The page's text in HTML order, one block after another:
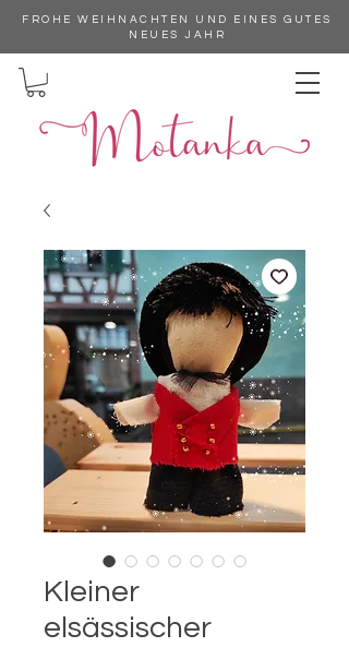
FROHE WEIHNACHTEN UND EINES GUTES
NEUES JAHR
Kleiner
elsässischer